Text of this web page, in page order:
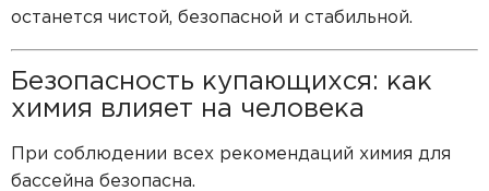
останется чистой, безопасной и стабильной.
Безопасность купающихся: как
химия влияет на человека
При соблюдении всех рекомендаций химия для
бассейна безопасна.